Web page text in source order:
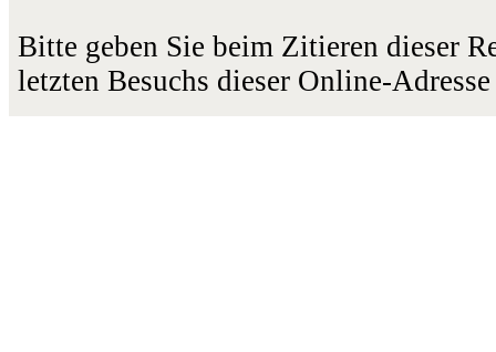
Bitte geben Sie beim Zitieren dieser
letzten Besuchs dieser Online-Adresse